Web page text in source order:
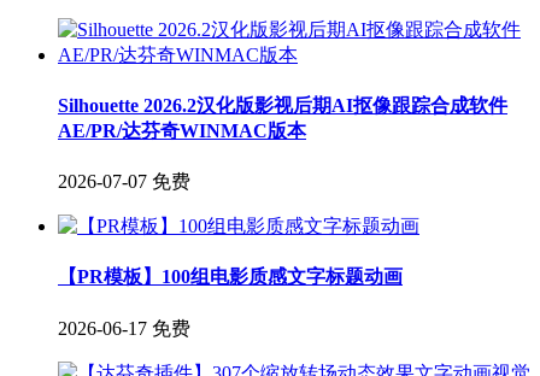
Silhouette 2026.2汉化版影视后期AI抠像跟踪合成软件
AE/PR/达芬奇WINMAC版本
2026-07-07 免费
【PR模板】100组电影质感文字标题动画
2026-06-17 免费